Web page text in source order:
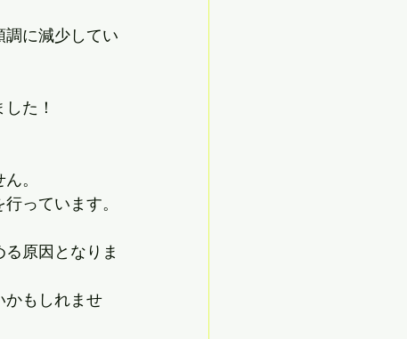
に減少してい
た！
。
っています。
原因となりま
かもしれませ